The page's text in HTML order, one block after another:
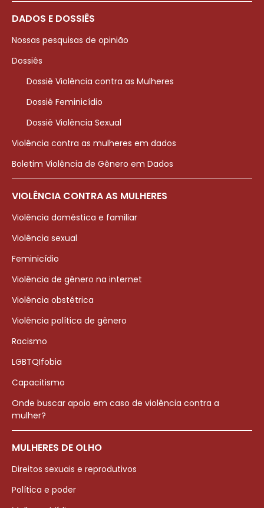
DADOS E DOSSIÊS
Nossas pesquisas de opinião
Dossiês
Dossiê Violência contra as Mulheres
Dossiê Feminicídio
Dossiê Violência Sexual
Violência contra as mulheres em dados
Boletim Violência de Gênero em Dados
VIOLÊNCIA CONTRA AS MULHERES
Violência doméstica e familiar
Violência sexual
Feminicídio
Violência de gênero na internet
Violência obstétrica
Violência política de gênero
Racismo
LGBTQIfobia
Capacitismo
Onde buscar apoio em caso de violência contra a
mulher?
MULHERES DE OLHO
Direitos sexuais e reprodutivos
Política e poder